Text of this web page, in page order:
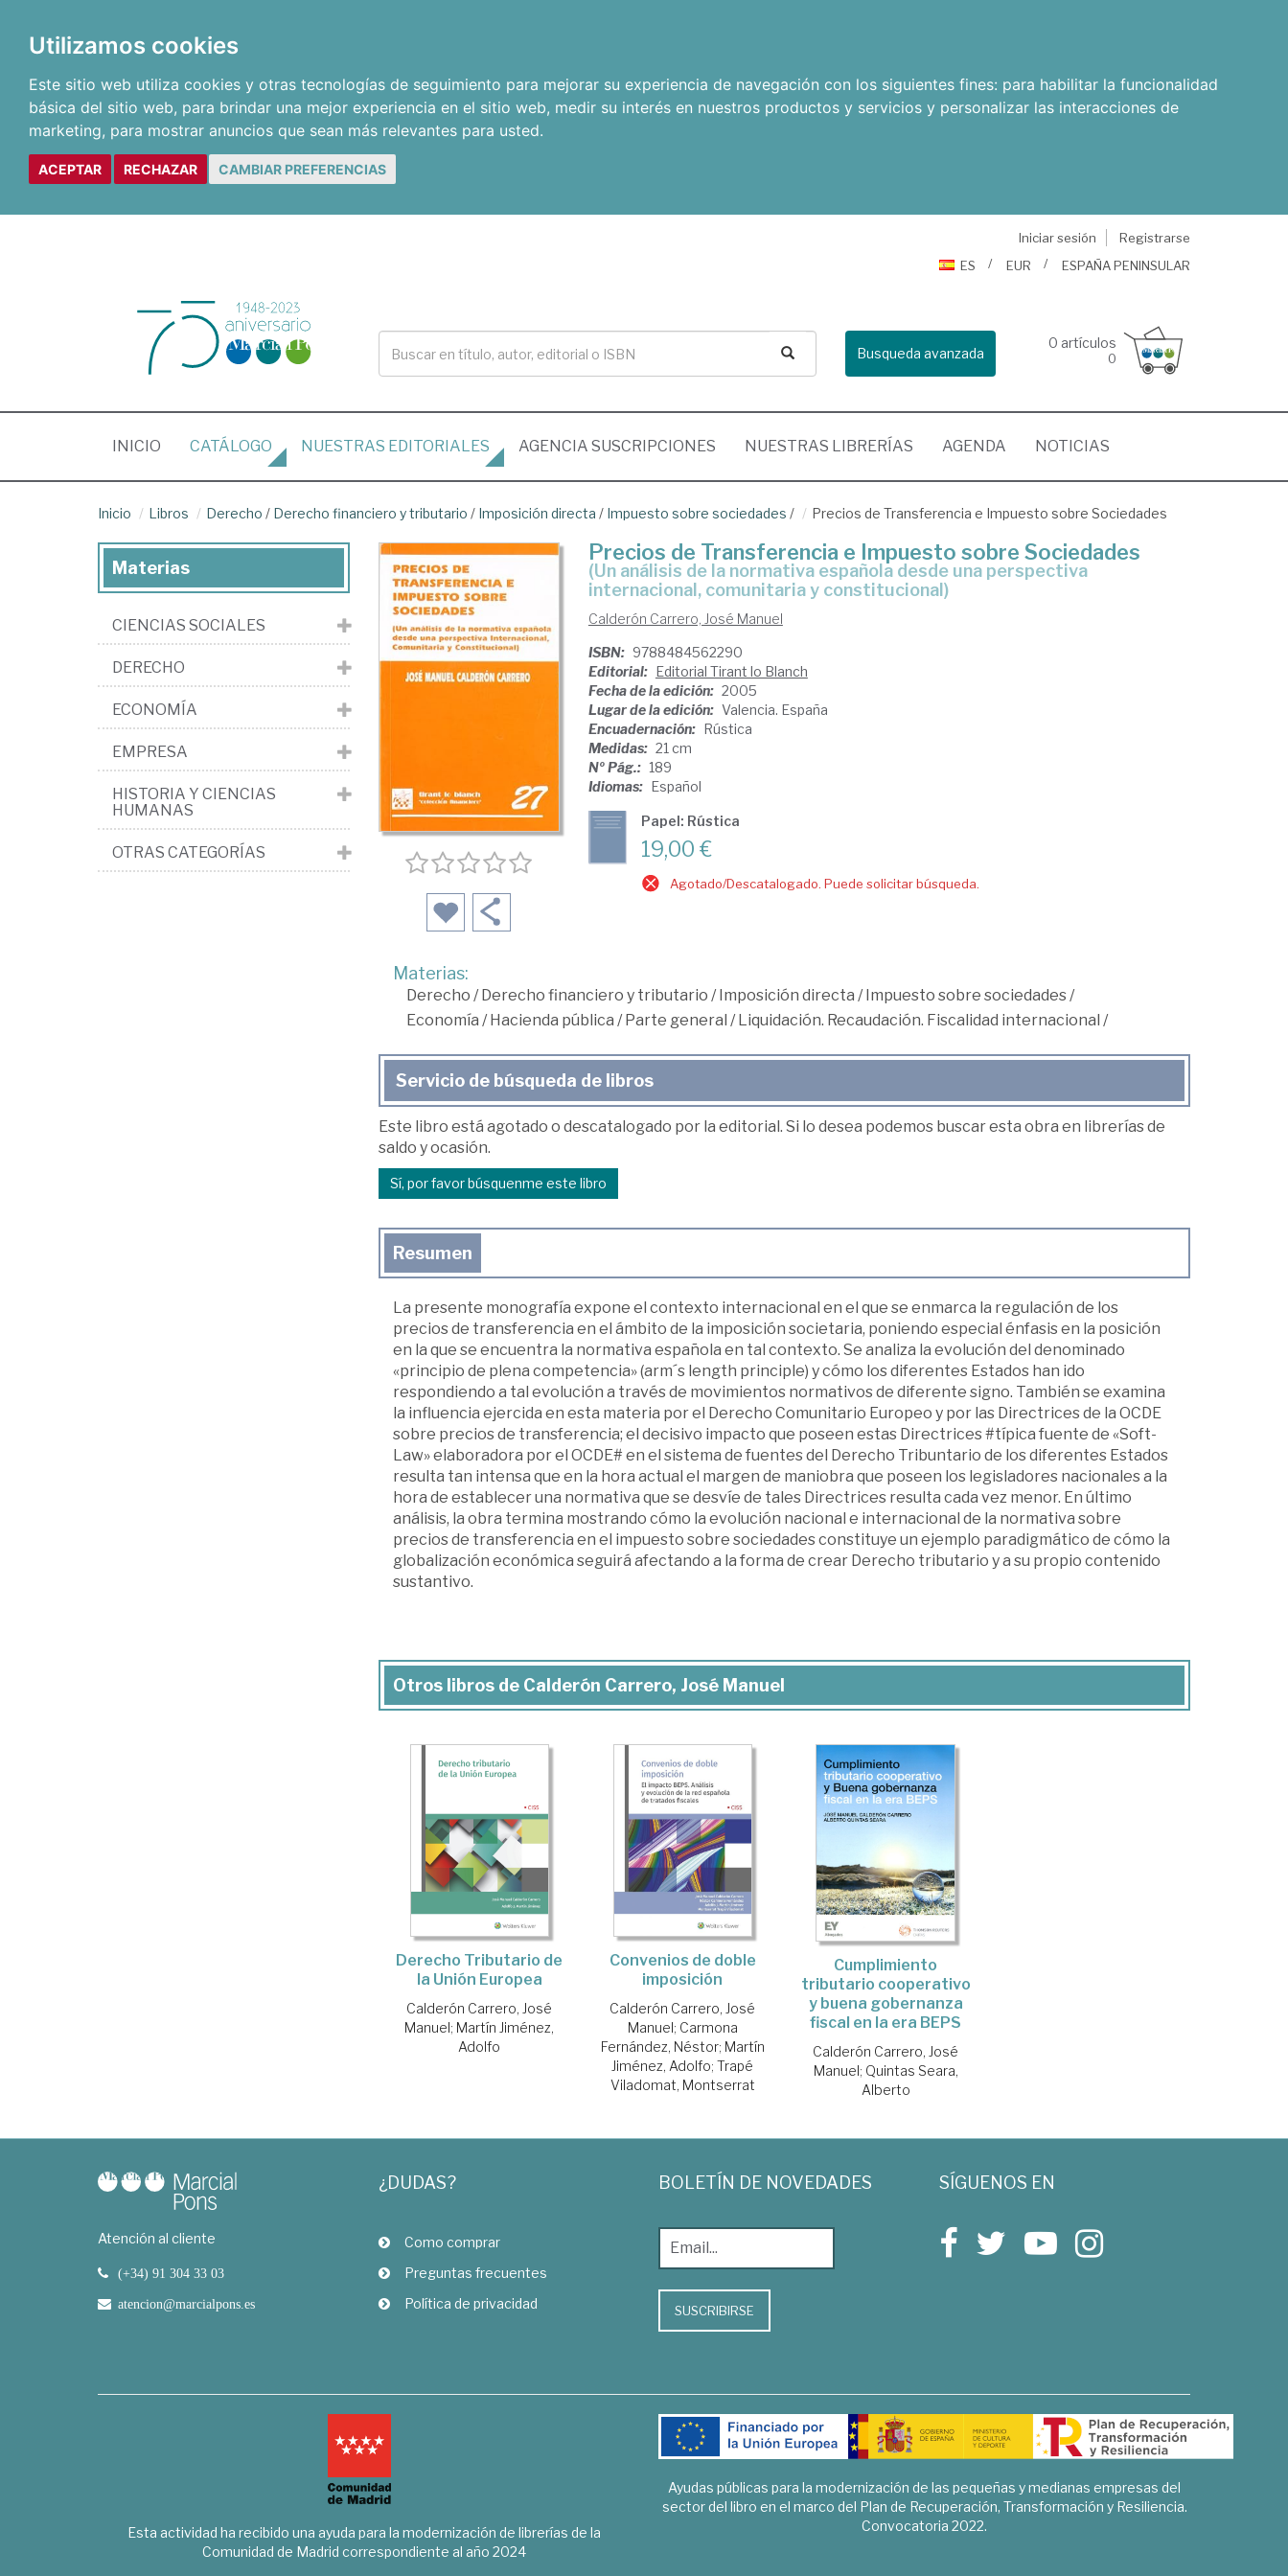
Utilizamos cookies
Este sitio web utiliza cookies y otras tecnologías de seguimiento para mejorar su experiencia de navegación con los siguientes fines: para habilitar la funcionalidad
básica del sitio web, para brindar una mejor experiencia en el sitio web, medir su interés en nuestros productos y servicios y personalizar las interacciones de
marketing, para mostrar anuncios que sean más relevantes para usted.
ACEPTAR RECHAZAR CAMBIAR PREFERENCIAS
Iniciar sesión
Registrarse
ES
EUR ESPAÑA PENINSULAR
Busqueda avanzada
0 artículos
0
INICIO (CURRENT)
CATÁLOGO NUESTRAS EDITORIALES AGENCIA SUSCRIPCIONES NUESTRAS LIBRERÍAS AGENDA NOTICIAS
Inicio Libros Derecho / Derecho financiero y tributario / Imposición directa / Impuesto sobre sociedades / Precios de Transferencia e Impuesto sobre Sociedades
Precios de Transferencia e Impuesto sobre Sociedades
(un análisis de la normativa española desde una perspectiva
internacional, comunitaria y constitucional)
Calderón Carrero, José Manuel
ISBN: 9788484562290
Editorial: Editorial Tirant lo Blanch
Fecha de la edición: 2005
Lugar de la edición: Valencia. España
Encuadernación: Rústica
Medidas: 21 cm
Nº Pág.: 189
Idiomas: Español
Papel: Rústica
19,00 €
Agotado/Descatalogado. Puede solicitar búsqueda.
Materias:
Derecho /Derecho financiero y tributario /Imposición directa /Impuesto sobre sociedades/
Economía /Hacienda pública /Parte general /Liquidación. Recaudación. Fiscalidad internacional /
Servicio de búsqueda de libros
Este libro está agotado o descatalogado por la editorial. Si lo desea podemos buscar esta obra en librerías de
saldo y ocasión.
Sí, por favor búsquenme este libro
Resumen
La presente monografía expone el contexto internacional en el que se enmarca la regulación de los
precios de transferencia en el ámbito de la imposición societaria, poniendo especial énfasis en la posición
en la que se encuentra la normativa española en tal contexto. Se analiza la evolución del denominado
«principio de plena competencia» (arm´s length principle) y cómo los diferentes Estados han ido
respondiendo a tal evolución a través de movimientos normativos de diferente signo. También se examina
la influencia ejercida en esta materia por el Derecho Comunitario Europeo y por las Directrices de la OCDE
sobre precios de transferencia; el decisivo impacto que poseen estas Directrices #típica fuente de «Soft-
Law» elaboradora por el OCDE# en el sistema de fuentes del Derecho Tribuntario de los diferentes Estados
resulta tan intensa que en la hora actual el margen de maniobra que poseen los legisladores nacionales a la
hora de establecer una normativa que se desvíe de tales Directrices resulta cada vez menor. En último
análisis, la obra termina mostrando cómo la evolución nacional e internacional de la normativa sobre
precios de transferencia en el impuesto sobre sociedades constituye un ejemplo paradigmático de cómo la
globalización económica seguirá afectando a la forma de crear Derecho tributario y a su propio contenido
sustantivo.
Otros libros de Calderón Carrero, José Manuel
Derecho Tributario de
la Unión Europea
Calderón Carrero, José
Manuel; Martín Jiménez,
Adolfo
Convenios de doble
imposición
Calderón Carrero, José
Manuel; Carmona
Fernández, Néstor; Martín
Jiménez, Adolfo;Trapé
Viladomat, Montserrat
Cumplimiento
tributario cooperativo
y buena gobernanza
fiscal en la era BEPS
Calderón Carrero, José
Manuel; Quintas Seara,
Alberto
Materias
CIENCIAS SOCIALES
DERECHO
ECONOMÍA
EMPRESA
HISTORIA Y CIENCIAS
HUMANAS
OTRAS CATEGORÍAS
Atención al cliente
(+34) 91 304 33 03
atencion@marcialpons.es
¿DUDAS?
Como comprar
Preguntas frecuentes
Política de privacidad
BOLETÍN DE NOVEDADES
SUSCRIBIRSE
SÍGUENOS EN
Esta actividad ha recibido una ayuda para la modernización de librerías de la
Comunidad de Madrid correspondiente al año 2024
Ayudas públicas para la modernización de las pequeñas y medianas empresas del
sector del libro en el marco del Plan de Recuperación, Transformación y Resiliencia.
Convocatoria 2022.